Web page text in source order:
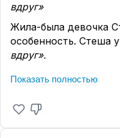
вдруг»
Жила-была девочка
особенность. Стеша
вдруг».
«А вдруг завтра
опоздает за мной в
Показать полностью